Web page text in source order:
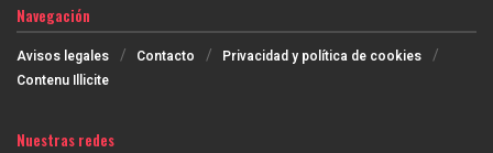
Navegación
Avisos legales Contacto
Privacidad y política de cookies
Contenu Illicite
Nuestras redes